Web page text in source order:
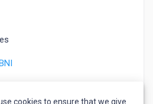
cookies to ensure that we give